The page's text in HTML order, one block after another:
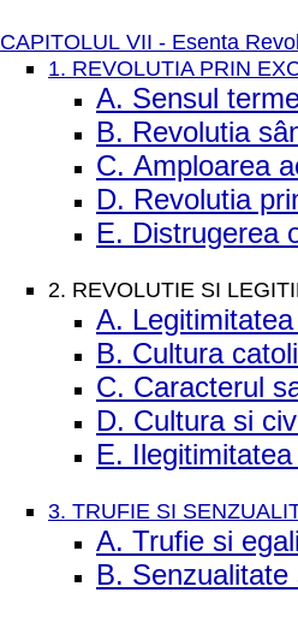
CAPITOLUL VII - Esenta
1. REVOLUTIA PRIN
A. Sensul
B. Revolutia
C. Amploarea
D. Revolutia
E. Distrugerea
2. REVOLUTIE SI
A.
B. Cultura
C. Caracterul
D. Cultura si
E.
3. TRUFIE SI
A. Trufie si
B.